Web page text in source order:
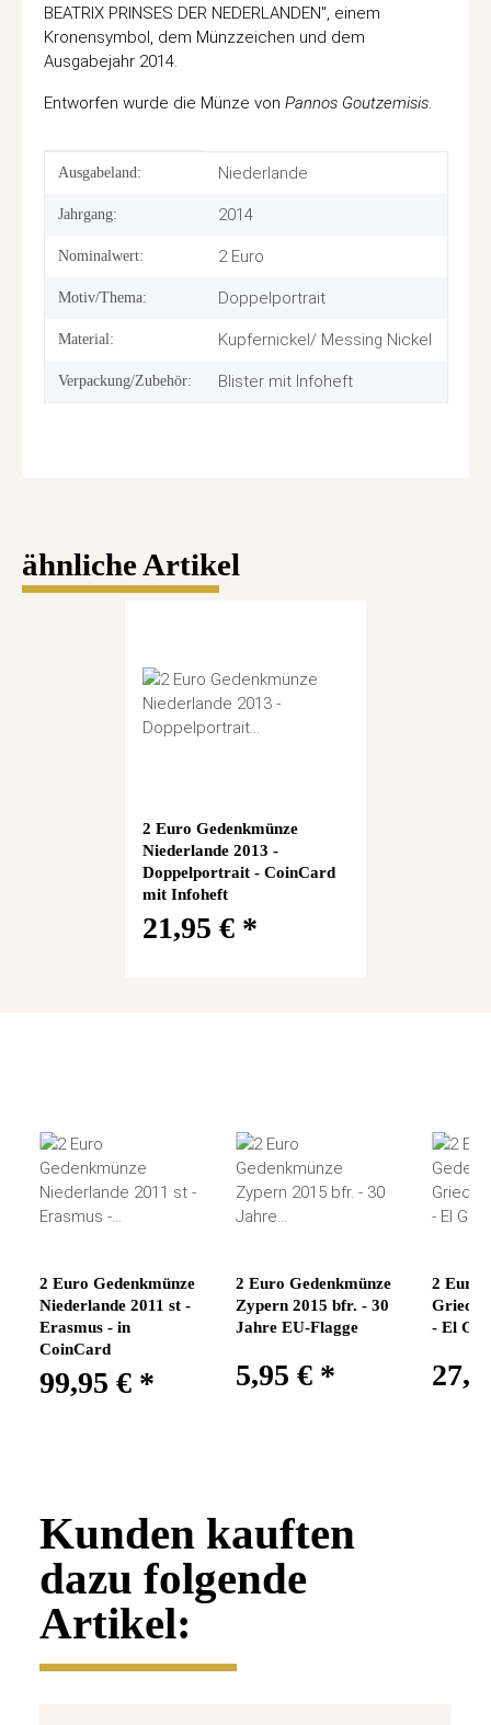
BEATRIX PRINSES DER NEDERLANDEN", einem
Kronensymbol, dem Münzzeichen und dem
Ausgabejahr 2014.
Entworfen wurde die Münze von Pannos Goutzemisis
Produkteigenschaft
Wert
Ausgabeland: Niederlande
Jahrgang: 2014
Nominalwert: 2 Euro
Motiv/Thema: Doppelportrait
Material: Kupfernickel/ Messing Nickel
Verpackung/Zubehör: Blister mit Infoheft
ähnliche Artikel
2 Euro Gedenkmünze
Niederlande 2013 -
Doppelportrait - CoinCard
mit Infoheft
21,95 € *
2 Euro Gedenkmünze
Niederlande 2011 st -
Erasmus - in
CoinCard
99,95 € *
2 Euro Gedenkmünze
Zypern 2015 bfr. - 30
Jahre EU-Flagge
5,95 € *
2 Euro
- El
Kunden kauften
dazu folgende
Artikel: